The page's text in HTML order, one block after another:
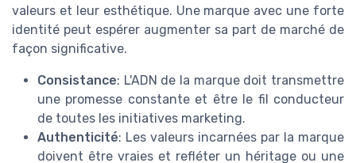
valeurs et leur esthétique. Une marque avec une forte
identité peut espérer augmenter sa part de marché de
façon significative.
Consistance: L'ADN de la marque doit transmettre
une promesse constante et être le fil conducteur
de toutes les initiatives marketing.
Authenticité: Les valeurs incarnées par la marque
doivent être vraies et refléter un héritage ou une